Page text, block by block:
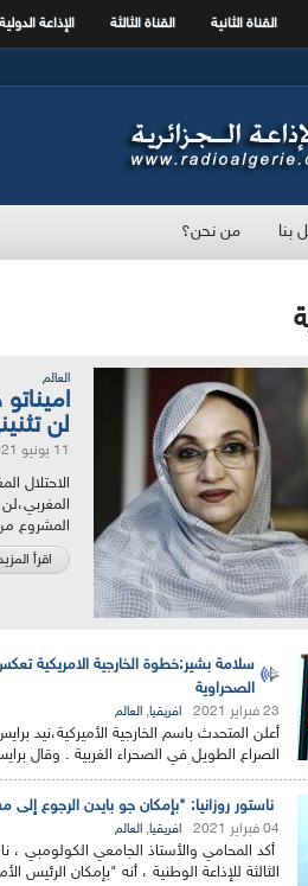
القناة الثانية القناة الثالثة الإذاعة الدولية
بنا من نحن؟
العالم
لن
11 يونيو 2021
الاحتلال
المشروع
اقرأ
سلامة بشير:خطوة الخارجية الامريكية
الصحراوية
23 فبراير 2021 افريقيا, العالم
أعلن المتحدث باسم الخارجية الأميركية،نيد
الصراع الطويل في الصحراء الغربية . وقال
ناستور روزانيا: "بإمكان جو بايدن الرجوع
04 فبراير 2021 افريقيا, العالم
أكد المحامي والأستاذ الجامعي الكولومبي ،
الثالثة للإذاعة الوطنية ، أنه "بإمكان الرئيس